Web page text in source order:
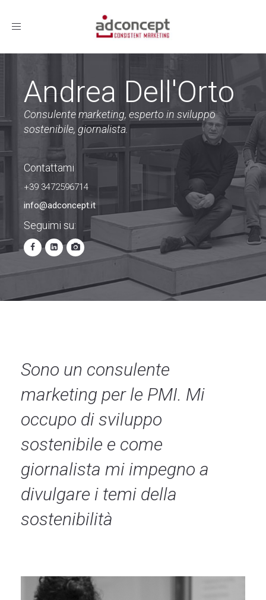
Toggle
Andrea Dell'Orto
Consulente marketing, esperto in sviluppo
sostenibile, giornalista.
Contattami
+39 3472596714
info@adconcept.it
Seguimi su:
Sono un consulente
marketing per le PMI. Mi
occupo di sviluppo
sostenibile e come
giornalista mi impegno a
divulgare i temi della
sostenibilità
sito per
correttamente.
Al fine di
la
funzionalità
e la
struttura